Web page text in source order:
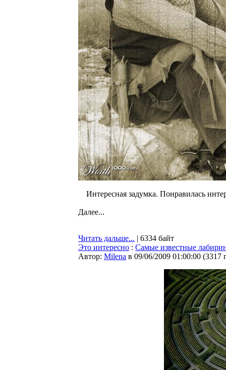
Интересная задумка. Понравилась
Далее...
Читать дальше... | 6334 байт
Это интересно : Самые известные
Автор: Milena в 09/06/2009 01:00:00 (3317